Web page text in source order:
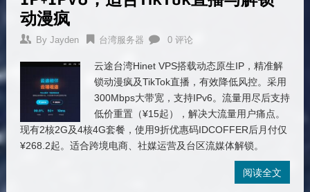
动漫疯
By Jayden 台湾服务器 0 评论
云途台湾Hinet VPS搭载动态原生IP，精准解
锁动漫疯及TikTok直播，有效降低风控。采用
300Mbps大带宽，支持IPv6。流量用尽后支持
低价重置（¥15起），解决大流量用户痛点。
现有2核2G及4核4G套餐，使用9折优惠码IDCOFFER后月付仅
¥268.2起。适合跨境电商、社媒运营及台区流媒体解锁。
阅读全文